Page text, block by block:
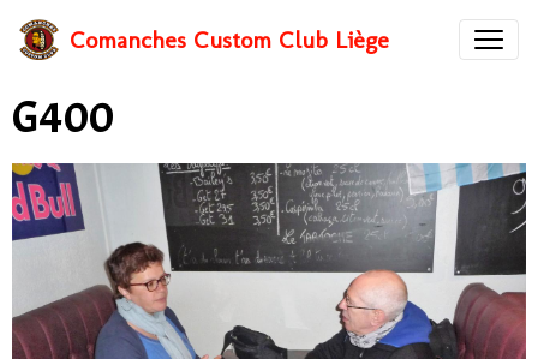
Comanches Custom Club Liège
G400